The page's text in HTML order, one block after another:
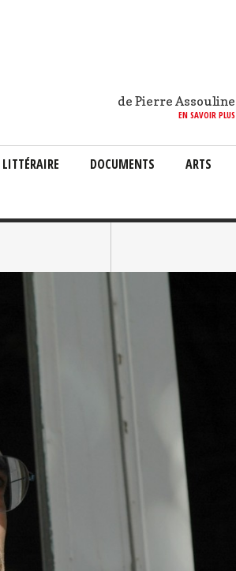
de Pierre Assouline
EN SAVOIR PLUS
DOCUMENTS ARTS